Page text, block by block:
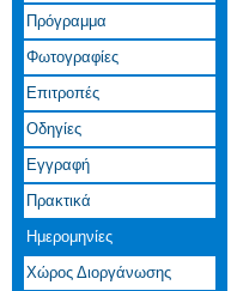
Πρόγραμμα
Φωτογραφίες
Επιτροπές
Οδηγίες
Εγγραφή
Πρακτικά
Ημερομηνίες
Χώρος Διοργάνωσης